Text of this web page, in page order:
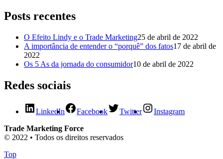
Posts recentes
O Efeito Lindy e o Trade Marketing25 de abril de 2022
A importância de entender o “porquê” dos fatos17 de abril de
2022
Os 5 As da jornada do consumidor10 de abril de 2022
Redes sociais
LinkedIn Facebook Twitter
Instagram
Trade Marketing Force
© 2022 • Todos os direitos reservados
Top